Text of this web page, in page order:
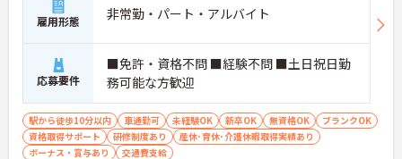
雇用形態 非常勤・パート・アルバイト
応募要件
■免許・資格不問 ■経験不問 ■土日祝日勤
務可能な方歓迎
駅から徒歩10分以内 車通勤可 未経験OK 新卒OK 無資格OK
ブランクOK
資格取得サポート
研修制度あり
産休･育休･介護休暇取得実績あり
ボーナス・賞与あり
交通費支給